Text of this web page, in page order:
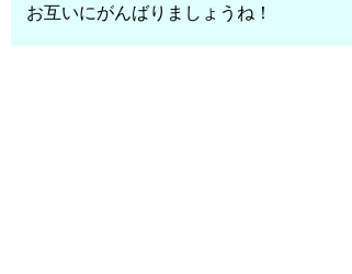
お互いにがんばりましょうね！